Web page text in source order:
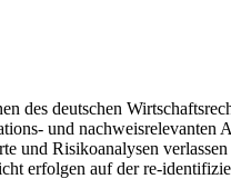
des deutschen
und
und Risikoanalysen
erfolgen auf der re-